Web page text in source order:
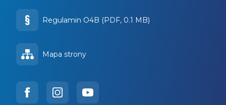
Regulamin O4B (PDF, 0.1 MB)
Mapa strony